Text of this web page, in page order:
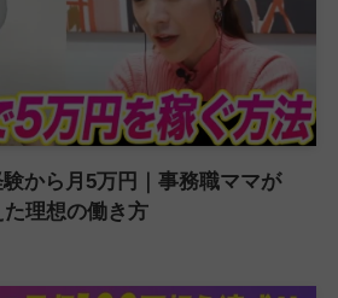
験から月5万円｜事務職ママが
理想の働き方